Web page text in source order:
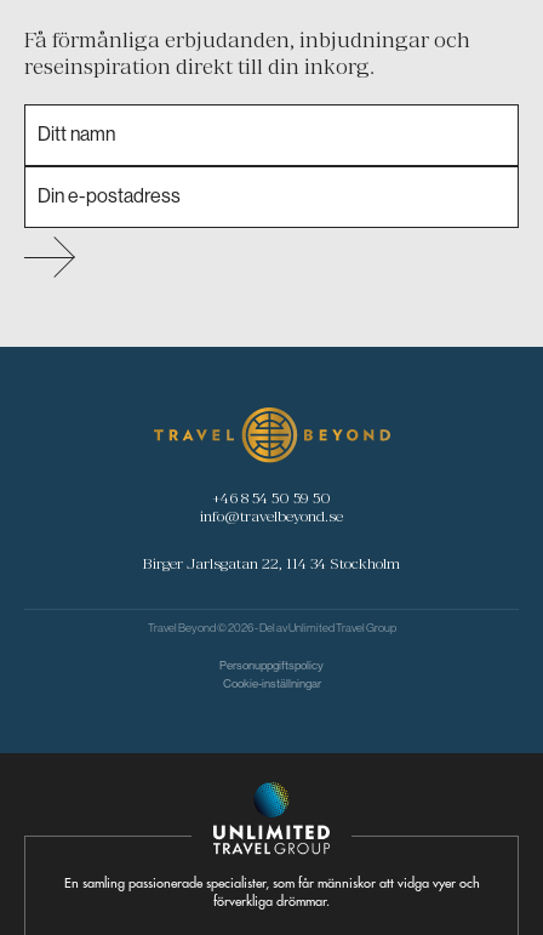
Få förmånliga erbjudanden, inbjudningar och
reseinspiration direkt till din inkorg.
+46 8 54 50 59 50
info@travelbeyond.se
Birger Jarlsgatan 22, 114 34 Stockholm
Travel Beyond © 2026 - Del avUnlimited Travel Group
Personuppgiftspolicy
Cookie-inställningar
En samling passionerade specialister, som får människor att vidga vyer och
förverkliga drömmar.